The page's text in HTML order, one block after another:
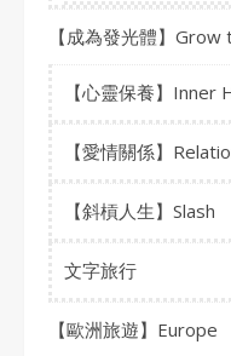
【成為發光體】
【心靈保養】Inner
【愛情關係】
【斜槓人生】Slash
文字旅行
【歐洲旅遊】Europe